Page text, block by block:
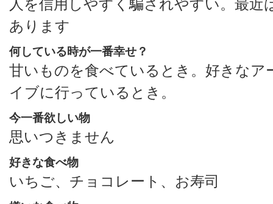
人を信用しやすく騙されやすい。最近
あります
何している時が一番幸せ？
甘いものを食べているとき。好きなア
イブに行っているとき。
今一番欲しい物
思いつきません
好きな食べ物
いちご、チョコレート、お寿司